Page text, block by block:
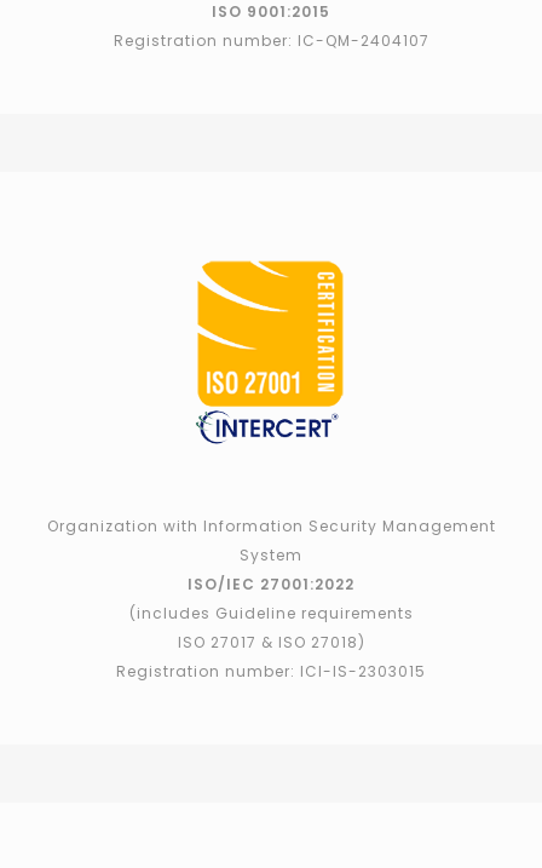
ISO 9001:2015
Registration number: IC-QM-2404107
Organization with Information Security Management
System
ISO/IEC 27001:2022
(includes Guideline requirements
ISO 27017 & ISO 27018)
Registration number: ICI-IS-2303015